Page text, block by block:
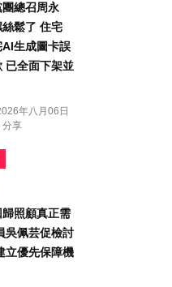
總召周永
鬆了 住宅
生成圖卡誤
已全面下架並
年八月06日
分享
照顧真正需
吳佩芸促檢討
立優先保障機